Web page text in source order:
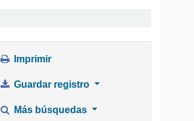
Imprimir
Guardar registro
Más búsquedas